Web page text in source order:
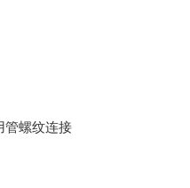
螺纹连接